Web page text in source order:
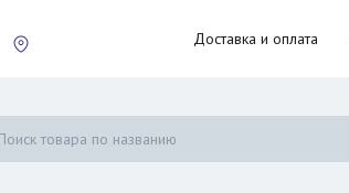
Доставка и оплата